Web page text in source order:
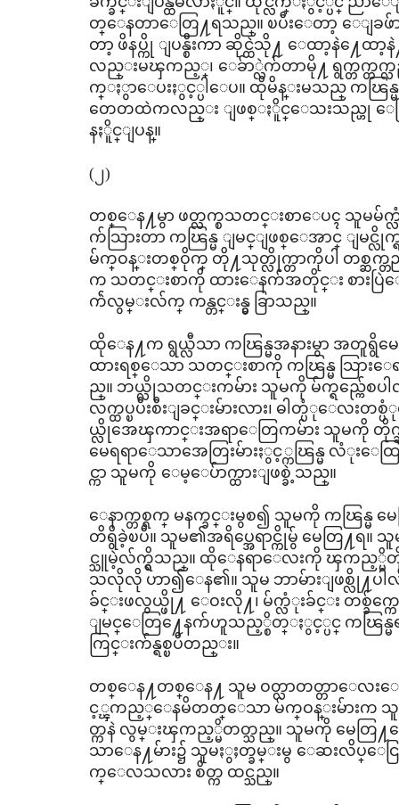
တ္ေနတာေတြ႔ရသည္။ ၿပီးေတာ့ ေျခဖ်ာ
တာ့ ဖိနပ္ကို ျပန္စီးကာ ဆိုင္ထဲသို႔ ေထာ့နဲ႔ေ
လည္းမၾကည့္၊ ေခ်ာ္လဲက်တာမို႔ ရွက္တက္တက္လည္
က္ႏွာေပးႏွင့္ပါေပ။ ထိုမိန္းမသည္ ကၽြန္မ
တေတထဲကလည္း ျဖစ္ႏိူင္ေသးသည္ဟု ေတြ
နႏိူင္ျပန္။
(၂)
တစ္ေန႔မွာ ဖတ္လက္စသတင္းစာေပၚ သူမမ်က္လံု
က်သြားတာ ကၽြန္မ ျမင္ျဖစ္ေအာင္ ျမင္လို
မ်က္ဝန္းတစ္ဝိုက္ တို႔သုတ္လိုက္တာကိုပါ တစ္ဆက္တ
က သတင္းစာကို ထားေနက်အတိုင္း စားပြဲ
က်ဲလွမ္းလ်က္ ကန္တင္းန္မွ ခြာသည္။
ထိုေန႔က ရွယ္လီသာ ကၽြန္မအနားမွာ အတူရွိမ
ထားရစ္ေသာ သတင္းစာကို ကၽြန္မ သြား
ည္။ ဘယ္လိုသတင္းကမ်ား သူမကို မ်က္ရည္က်ေစပါ
လက္ထပ္ၿပီးစီးျခင္းမ်ားလား၊ ဓါတ္ပံုေလးတ
ယ္လိုအေၾကာင္းအရာေတြကမ်ား သူမကို တိုက္
မေရရာေသာအေတြးမ်ားႏွင့္ကၽြန္မ လံုးေထ
င္ကာ သူမကို ေမ့ေပ်ာက္ထားျဖစ္ခဲ့သည္။
ေနာက္တစ္ရက္ မနက္ခင္းမွစ၍ သူမကို ကၽြန္မ မ
တိရွိခဲ့ၿပီ။ သူမ၏အရိပ္အေရာင္ကိုမွ် မေတြ႔
င္သူမဲ့လ်က္ရွိသည္။ ထိုေနရာေလးကို ၾကည့္မိတို
သလိုလို ဟာ၍ေန၏။ သူမ ဘာမ်ားျဖစ္လို႔ပါ
ခ်င္းဖလွယ္ဖို႔ ေဝးလို႔၊ မ်က္လံုးခ်င္း တစ္ခ်
ျမင္ေတြ႔ေနက်ဟူသည့္စိတ္ႏွင့္ပင္ ကၽြန္မရ
ကြင္းက်န္ရစ္ၿပီတည္း။
တစ္ေန႔တစ္ေန႔ သူမ ဝတ္လာတတ္တာေလးေ
င့္ၾကည့္ေနမိတတ္ေသာ မ်က္ဝန္းမ်ားက သူ
တ္ကနဲ လွမ္းၾကည့္မိတတ္သည္။ သူမကို မေတြ႔ရ
သာေန႔မ်ား၌ သူမႏွႈတ္ခမ္းမွ ေဆးလိပ္ေငြ
က္ေလသလား စိတ္က ထင္သည္။